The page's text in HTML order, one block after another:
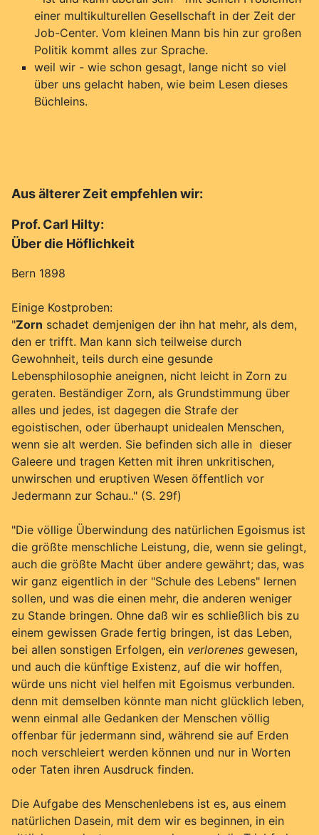
einer multikulturellen Gesellschaft in der Zeit der
Job-Center. Vom kleinen Mann bis hin zur großen
Politik kommt alles zur Sprache.
weil wir - wie schon gesagt, lange nicht so viel
über uns gelacht haben, wie beim Lesen dieses
Büchleins.
Aus älterer Zeit empfehlen wir:
Prof. Carl Hilty:
Über die Höflichkeit
Bern 1898
Einige Kostproben:
"Zorn schadet demjenigen der ihn hat mehr, als dem,
den er trifft. Man kann sich teilweise durch
Gewohnheit, teils durch eine gesunde
Lebensphilosophie aneignen, nicht leicht in Zorn zu
geraten. Beständiger Zorn, als Grundstimmung über
alles und jedes, ist dagegen die Strafe der
egoistischen, oder überhaupt unidealen Menschen,
wenn sie alt werden. Sie befinden sich alle in dieser
Galeere und tragen Ketten mit ihren unkritischen,
unwirschen und eruptiven Wesen öffentlich vor
Jedermann zur Schau.." (S. 29f)
"Die völlige Überwindung des natürlichen Egoismus ist
die größte menschliche Leistung, die, wenn sie gelingt,
auch die größte Macht über andere gewährt; das, was
wir ganz eigentlich in der "Schule des Lebens" lernen
sollen, und was die einen mehr, die anderen weniger
zu Stande bringen. Ohne daß wir es schließlich bis zu
einem gewissen Grade fertig bringen, ist das Leben,
bei allen sonstigen Erfolgen, ein verlorenes gewesen,
und auch die künftige Existenz, auf die wir hoffen,
würde uns nicht viel helfen mit Egoismus verbunden.
denn mit demselben könnte man nicht glücklich leben,
wenn einmal alle Gedanken der Menschen völlig
offenbar für jedermann sind, während sie auf Erden
noch verschleiert werden können und nur in Worten
oder Taten ihren Ausdruck finden.
Die Aufgabe des Menschenlebens ist es, aus einem
natürlichen Dasein, mit dem wir es beginnen, in ein